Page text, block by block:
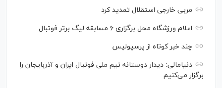
مربی خارجی استقلال تمدید کرد
اعلام ورزشگاه محل برگزاری ۶ مسابقه لیگ برتر فوتبال
چند خبر کوتاه از پرسپولیس
دنیامالی: دیدار دوستانه تیم ملی فوتبال ایران و آذربایجان را
برگزار می‌کنیم